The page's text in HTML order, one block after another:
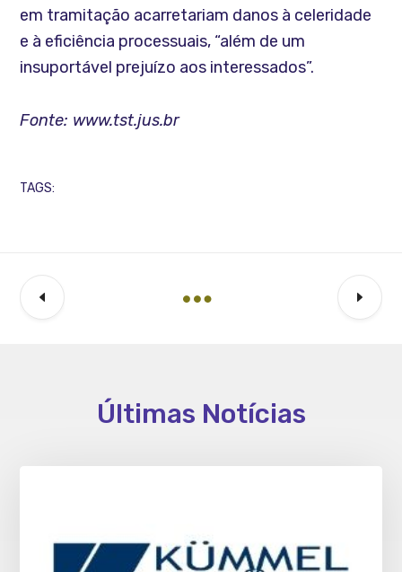
em tramitação acarretariam danos à celeridade
e à eficiência processuais, “além de um
insuportável prejuízo aos interessados”.
Fonte: www.tst.jus.br
TAGS:
Últimas Notícias